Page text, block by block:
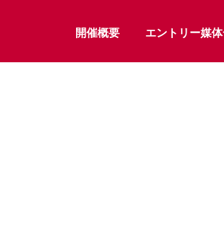
開催概要 エントリー媒